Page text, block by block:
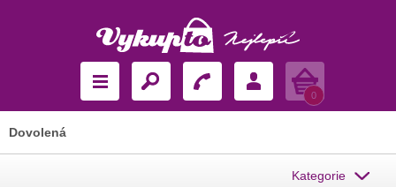
Košík
0
Dovolená
Kategorie